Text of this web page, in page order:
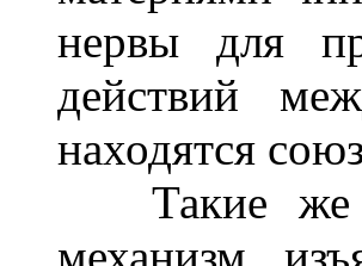
нервы для
действий
находятся
Такие же